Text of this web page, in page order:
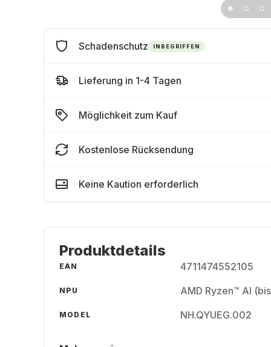
Schadenschutz INBEGRIFFEN
Lieferung in 1-4 Tagen
Möglichkeit zum Kauf
Kostenlose Rücksendung
Keine Kaution erforderlich
Produktdetails
EAN 4711474552105
NPU AMD Ryzen™ AI
MODEL NH.QYUEG.002